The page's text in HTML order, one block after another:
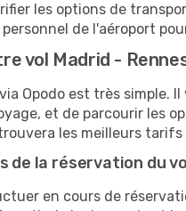
les options de
de l'aéroport
vol Madrid -
Opodo est très simple.
et de parcourir les
les meilleurs
de la réservation du
en cours de